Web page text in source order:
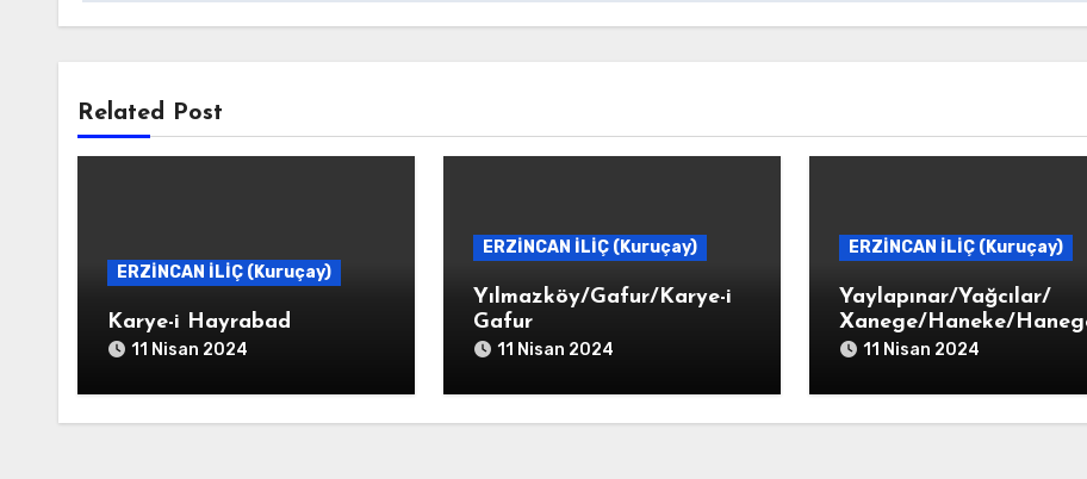
Related Post
ERZİNCAN İLİÇ (Kuruçay)
Karye-i Hayrabad
11 Nisan 2024
ERZİNCAN İLİÇ (Kuruçay)
Yılmazköy/Gafur/Karye-i
Gafur
11 Nisan 2024
ERZİNCAN İLİÇ (Kuruçay)
Yaylapınar/Yağcılar/
Xanege/Haneke/
Karye-i Haneke
11 Nisan 2024